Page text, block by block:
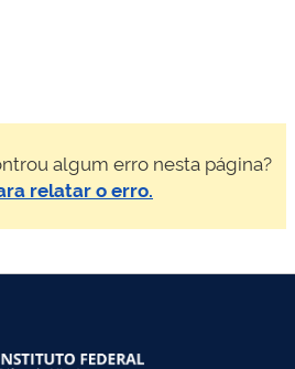
algum erro nesta página?
relatar o erro.